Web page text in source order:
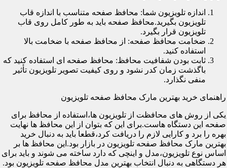
اندازه تلویزیون شما: محافظ صفحه متناسب با اندازه قاب
تلویزیون بگیرید.محافظ صفحه باید به طور کامل روی قاب
تلویزیون قرار بگیرد.
ضخامت محافظ صفحه: از محافظ صفحه با ضخامت بالا
استفاده کنید.
ثابت بودن شفافیت محافظ: محافظ صفحه ای استفاده کنید که
باگذشت زمان کدر نشود و روی کیفیت تصویر تلویزیون تأثیر
منفی نگذارد.
راهنمای خرید بهترین مارک محافظ صفحه تلویزیون
یکی از روش های محافظت از تلویزیون ها،استفاده از محافظ برای
صفحه این دستگاه هاست.برای این که بتوان از این محافظ ها نهایت
بهره را برد و کارایی لازم را دریافت کرد،قطعا باید به دنبال خرید
بهترین مارک محافظ صفحه تلویزیون در بازار بود.این محافظ ها بر
اساس نوع تلویزیون،مدل و اینچی که دارد ساخته می شوند و باید برای
هر دستگاهی به دنبال انتخاب بهترین مدل محافظ صفحه تلویزیون بود.